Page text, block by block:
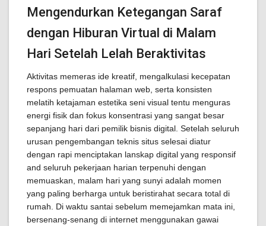
Mengendurkan Ketegangan Saraf
dengan Hiburan Virtual di Malam
Hari Setelah Lelah Beraktivitas
Aktivitas memeras ide kreatif, mengalkulasi kecepatan
respons pemuatan halaman web, serta konsisten
melatih ketajaman estetika seni visual tentu menguras
energi fisik dan fokus konsentrasi yang sangat besar
sepanjang hari dari pemilik bisnis digital. Setelah seluruh
urusan pengembangan teknis situs selesai diatur
dengan rapi menciptakan lanskap digital yang responsif
and seluruh pekerjaan harian terpenuhi dengan
memuaskan, malam hari yang sunyi adalah momen
yang paling berharga untuk beristirahat secara total di
rumah. Di waktu santai sebelum memejamkan mata ini,
bersenang-senang di internet menggunakan gawai